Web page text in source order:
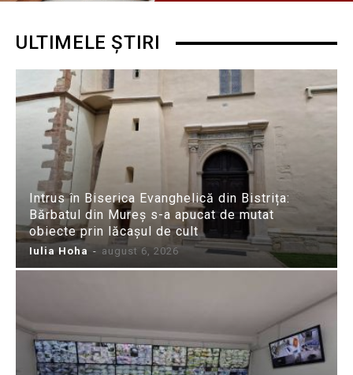
ULTIMELE ȘTIRI
Intrus în Biserica Evanghelică din Bistrița:
Bărbatul din Mureș s-a apucat de mutat
obiecte prin lăcașul de cult
Iulia Hoha - august 6, 2026